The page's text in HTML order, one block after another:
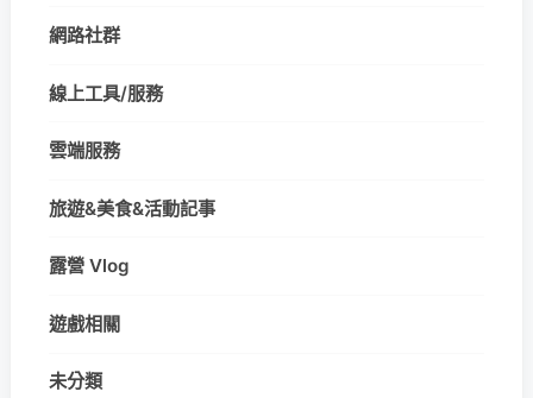
網路社群
線上工具/服務
雲端服務
旅遊&美食&活動記事
露營 Vlog
遊戲相關
未分類